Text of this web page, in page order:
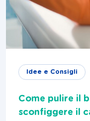
Idee e Consigli
Come pulire il
sconfiggere il